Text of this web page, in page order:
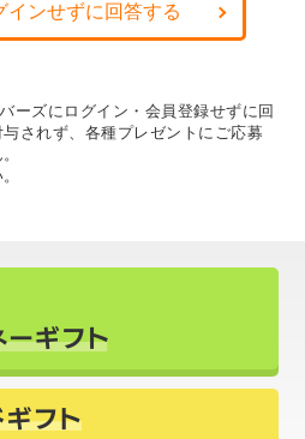
インせずに回答する
ーズにログイン・会員登録せずに回
されず、各種プレゼントにご応募